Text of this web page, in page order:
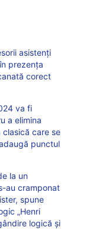
asistenţi
prezenţa
corect
va fi
a elimina
clasică care se
punctul
la un
au cramponat
spune
„Henri
logică și